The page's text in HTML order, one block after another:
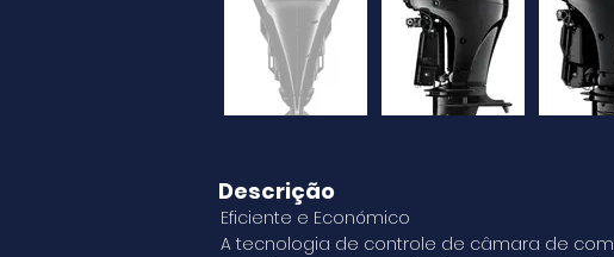
Descrição
Eficiente e Económico
A tecnologia de controle de câmara de